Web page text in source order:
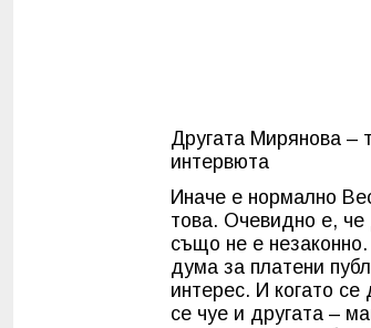
Другата Мирянова –
интервюта
Иначе е нормално
това. Очевидно е,
също не е
дума за платени
интерес. И когато
се чуе и другата –